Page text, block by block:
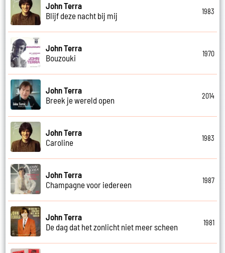
John Terra
Blijf deze nacht bij mij
1983
John Terra
Bouzouki
1970
John Terra
Breek je wereld open
2014
John Terra
Caroline
1983
John Terra
Champagne voor iedereen
1987
John Terra
De dag dat het zonlicht niet meer scheen
1981